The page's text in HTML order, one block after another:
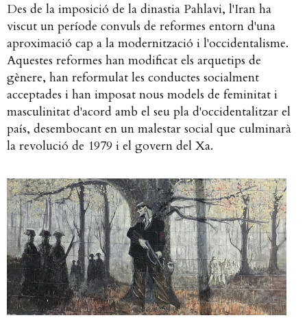
Des de la imposició de la dinastia Pahlavi, l'Iran ha
viscut un període convuls de reformes entorn d'una
aproximació cap a la modernització i l'occidentalisme.
Aquestes reformes han modificat els arquetips de
gènere, han reformulat les conductes socialment
acceptades i han imposat nous models de feminitat i
masculinitat d'acord amb el seu pla d'occidentalitzar el
país, desembocant en un malestar social que culminarà
la revolució de 1979 i el govern del Xa.